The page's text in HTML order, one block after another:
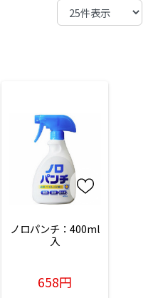
ノロパンチ：400ml
入
658円